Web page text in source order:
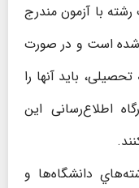
رشته با آزمون مندرج
شده است و در صورت
باید آنها را
اطلاع‌رسانی این
دانشگاه‌ها و